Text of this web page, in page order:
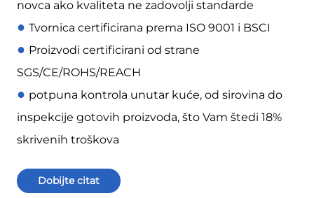
novca ako kvaliteta ne zadovolji standarde
● Tvornica certificirana prema ISO 9001 i BSCI
● Proizvodi certificirani od strane
SGS/CE/ROHS/REACH
● potpuna kontrola unutar kuće, od sirovina do
inspekcije gotovih proizvoda, što Vam štedi 18%
skrivenih troškova
Dobijte citat